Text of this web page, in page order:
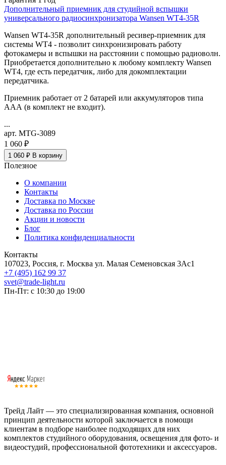
Дополнительный приемник для студийной вспышки
универсального радиосинхронизатора Wansen WT4-35R
Wansen WT4-35R дополнительный ресивер-приемник для
системы WT4 - позволит синхронизировать работу
фотокамеры и вспышки на расстоянии с помощью радиоволн.
Приобретается дополнительно к любому комплекту Wansen
WT4, где есть передатчик, либо для докомплектации
передатчика.
Приемник работает от 2 батарей или аккумуляторов типа
ААА (в комплект не входит).
...
арт. MTG-3089
1 060 ₽
1 060 ₽ В корзину
Полезное
О компании
Контакты
Доставка по Москве
Доставка по России
Акции и новости
Блог
Политика конфиденциальности
Контакты
107023, Россия, г. Москва ул. Малая Семеновская 3Ас1
+7 (495) 162 99 37
svet@trade-light.ru
Пн-Пт: с 10:30 до 19:00
Трейд Лайт — это специализированная компания, основной
принцип деятельности которой заключается в помощи
клиентам в подборе наиболее подходящих для них
комплектов студийного оборудования, освещения для фото- и
видеостудий, профессиональной фототехники и аксессуаров.